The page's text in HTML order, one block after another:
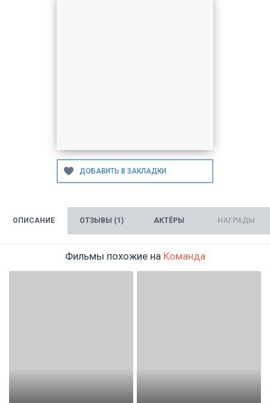
ОПИСАНИЕ ОТЗЫВЫ (1) АКТЁРЫ НАГРАДЫ
Фильмы похожие на Команда